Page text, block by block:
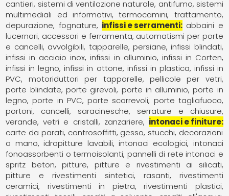
cantieri sistemi di ventilazione naturale, antifumo sistemi
multimediali ed informativi
termocamini
trattamento,
depurazione, fognature infissi e serramenti abbaini e
lucernari accessori e ferramenta automatismi per porte
e cancelli avvolgibili, tapparelle, persiane infissi blindati
infissi in acciaio inox infissi in alluminio infissi in Corten
infissi in legno infissi in ottone infissi in plastica infissi in
PVC
motoriduttori per tapparelle
pellicole per vetri
porte blindate porte girevoli porte in alluminio porte in
legno porte in PVC porte scorrevoli porte tagliafuoco
portoni, cancelli, saracinesche
serrature e chiusure
verande vetri e cristalli zanzariere
intonaci e finiture
carte da parati controsoffitti gesso, stucchi, decorazioni
a mano idropitture lavabili intonaci ecologici intonaci
fonoassorbenti o termoisolanti pannelli di rete intonaci e
spritz beton
pitture
pitture e rivestimenti ai silicati
pitture e rivestimenti sintetici
rasanti
rivestimenti
ceramici
rivestimenti in pietra
rivestimenti plastici